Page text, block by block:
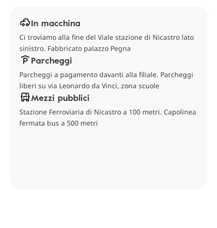
In macchina
Ci troviamo alla fine del Viale stazione di Nicastro lato
sinistro. Fabbricato palazzo Pegna
Parcheggi
Parcheggi a pagamento davanti alla filiale. Parcheggi
liberi su via Leonardo da Vinci, zona scuole
Mezzi pubblici
Stazione Ferroviaria di Nicastro a 100 metri. Capolinea
fermata bus a 500 metri